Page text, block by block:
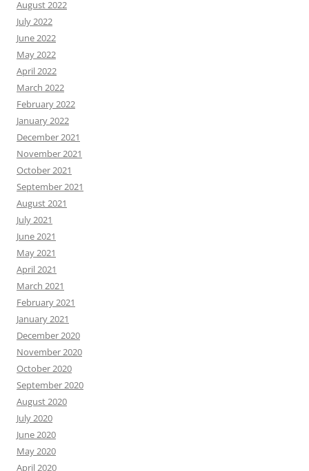
August 2022
July 2022
June 2022
May 2022
April 2022
March 2022
February 2022
January 2022
December 2021
November 2021
October 2021
September 2021
August 2021
July 2021
June 2021
May 2021
April 2021
March 2021
February 2021
January 2021
December 2020
November 2020
October 2020
September 2020
August 2020
July 2020
June 2020
May 2020
April 2020